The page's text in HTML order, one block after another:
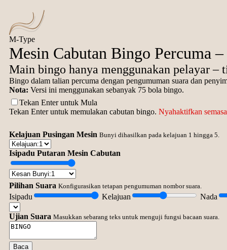
M-Type
Mesin Cabutan Bingo Percuma
Main bingo hanya menggunakan pelayar
Bingo dalam talian percuma dengan pengumuman suara dan
Nota: Versi ini menggunakan sebanyak 75 bola bingo.
Tekan Enter untuk Mula
Tekan Enter untuk memulakan cabutan bingo. Nyahaktifkan
Kelajuan Pusingan Mesin Bunyi dihasilkan pada kelajuan 1 hingga 5.
Isipadu Putaran Mesin Cabutan
Pilihan Suara Konfigurasikan tetapan pengumuman nombor suara.
Isipadu Kelajuan Nada
Ujian Suara Masukkan sebarang teks untuk menguji fungsi bacaan suara.
Baca